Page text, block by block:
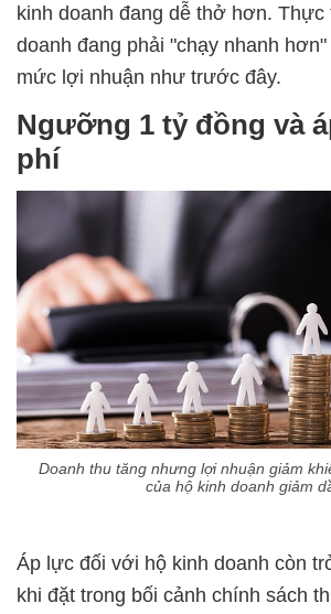
kinh doanh đang dễ thở hơn. Thực
doanh đang phải "chạy nhanh
mức lợi nhuận như trước đây.
Ngưỡng 1 tỷ đồng và
phí
Doanh thu tăng nhưng lợi nhuận giảm
của hộ kinh doanh giảm
Áp lực đối với hộ kinh doanh còn
khi đặt trong bối cảnh chính sách